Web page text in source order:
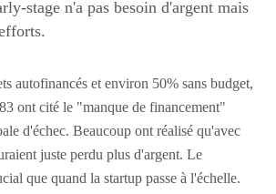
stage n'a pas besoin d'argent mais
autofinancés et environ 50% sans budget,
ont cité le "manque de financement"
d'échec. Beaucoup ont réalisé qu'avec
juste perdu plus d'argent. Le
que quand la startup passe à l'échelle.